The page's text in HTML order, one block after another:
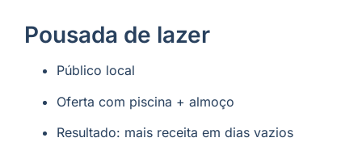
Pousada de lazer
Público local
Oferta com piscina + almoço
Resultado: mais receita em dias vazios